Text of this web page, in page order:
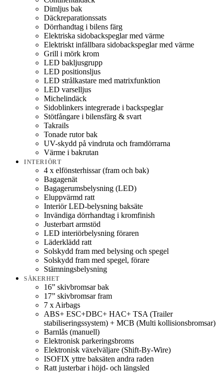
Dimljus bak
Däckreparationssats
Dörrhandtag i bilens färg
Elektriska sidobackspeglar med värme
Elektriskt infällbara sidobackspeglar med värme
Grill i mörk krom
LED bakljusgrupp
LED positionsljus
LED strålkastare med matrixfunktion
LED varselljus
Michelindäck
Sidoblinkers integrerade i backspeglar
Stötfångare i bilensfärg & svart
Takrails
Tonade rutor bak
UV-skydd på vindruta och framdörrarna
Värme i bakrutan
INTERIÖRT
4 x elfönsterhissar (fram och bak)
Bagagenät
Bagagerumsbelysning (LED)
Eluppvärmd ratt
Interiör LED-belysning baksäte
Invändiga dörrhandtag i kromfinish
Justerbart armstöd
LED interiörbelysning föraren
Läderklädd ratt
Solskydd fram med belysing och spegel
Solskydd fram med spegel, förare
Stämningsbelysning
SÄKERHET
16” skivbromsar bak
17” skivbromsar fram
7 x Airbags
ABS+ ESC+DBC+ HAC+ TSA (Trailer
stabiliseringssystem) + MCB (Multi kollisionsbromsar)
Barnlås (manuell)
Elektronisk parkeringsbroms
Elektronisk växelväljare (Shift-By-Wire)
ISOFIX yttre baksäten andra raden
Ratt justerbar i höjd- och längsled